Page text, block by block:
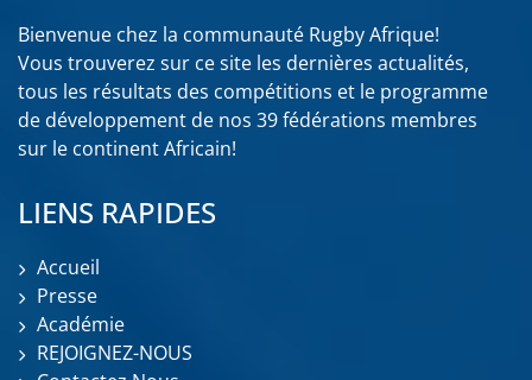
Bienvenue chez la communauté Rugby Afrique!
Vous trouverez sur ce site les dernières actualités,
tous les résultats des compétitions et le programme
de développement de nos 39 fédérations membres
sur le continent Africain!
LIENS RAPIDES
Accueil
Presse
Académie
REJOIGNEZ-NOUS